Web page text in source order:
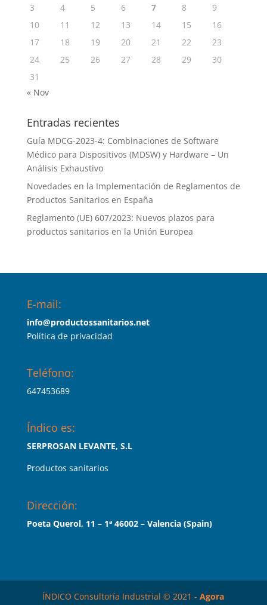
3
4 5 6 7 8
9
10
11 12 13 14 15
16
17
18 19 20 21 22
23
24
25 26 27 28 29
30
31
« Nov
Entradas recientes
Guía MDCG-2023-4: Combinaciones de Software
Médico para Dispositivos (MDSW) y Hardware – Un
Análisis Exhaustivo
Novedades en la Implementación de Reglamentos de
Productos Sanitarios en España
Reglamento (UE) 607/2023: Nuevos plazos para
productos sanitarios en la Unión Europea
E-mail:
info@productossanitarios.net
Política de privacidad
Teléfono:
647453689
Índico es:
SERPROSAN LEVANTE, S.L
Productos sanitarios
Dirección:
Poeta Querol, 11 – 1ª 46002 – Valencia (Spain)
ÍNDICO Consultoría Industrial © 2021 -Agora